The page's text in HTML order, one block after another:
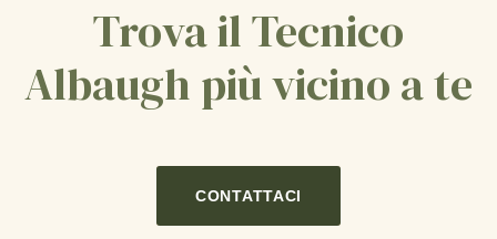
Trova il Tecnico
Albaugh più vicino a te
CONTATTACI